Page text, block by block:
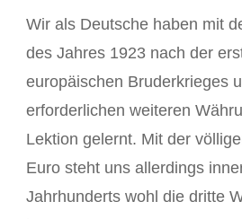
Wir als Deutsche haben mit
des Jahres 1923 nach der
europäischen Bruderkrieges
erforderlichen weiteren
Lektion gelernt. Mit der
Euro steht uns allerdings
Jahrhunderts wohl die dritte